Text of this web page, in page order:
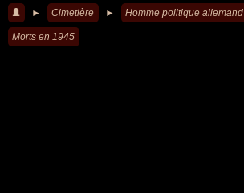
► Cimetière ► Homme politique allemand
Morts en 1945